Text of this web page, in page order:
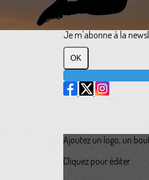
Plus loin
Je m'abonne à la
OK
Ajoutez un logo, un
Cliquez pour éditer